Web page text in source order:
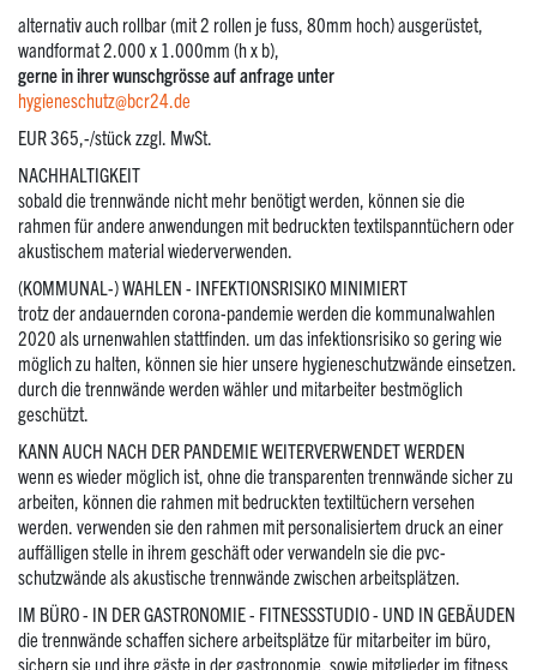
alternativ auch rollbar (mit 2 rollen je fuss, 80mm hoch) ausgerüstet,
wandformat 2.000 x 1.000mm (h x b),
gerne in ihrer wunschgrösse auf anfrage unter
hygieneschutz@bcr24.de
EUR 365,-/stück zzgl. MwSt.
NACHHALTIGKEIT
sobald die trennwände nicht mehr benötigt werden, können sie die
rahmen für andere anwendungen mit bedruckten textilspanntüchern oder
akustischem material wiederverwenden.
(KOMMUNAL-) WAHLEN - INFEKTIONSRISIKO MINIMIERT
trotz der andauernden corona-pandemie werden die kommunalwahlen
2020 als urnenwahlen stattfinden. um das infektionsrisiko so gering wie
möglich zu halten, können sie hier unsere hygieneschutzwände einsetzen.
durch die trennwände werden wähler und mitarbeiter bestmöglich
geschützt.
KANN AUCH NACH DER PANDEMIE WEITERVERWENDET WERDEN
wenn es wieder möglich ist, ohne die transparenten trennwände sicher zu
arbeiten, können die rahmen mit bedruckten textiltüchern versehen
werden. verwenden sie den rahmen mit personalisiertem druck an einer
auffälligen stelle in ihrem geschäft oder verwandeln sie die pvc-
schutzwände als akustische trennwände zwischen arbeitsplätzen.
IM BÜRO - IN DER GASTRONOMIE - FITNESSSTUDIO - UND IN GEBÄUDEN
die trennwände schaffen sichere arbeitsplätze für mitarbeiter im büro,
sichern sie und ihre gäste in der gastronomie, sowie mitglieder im fitness